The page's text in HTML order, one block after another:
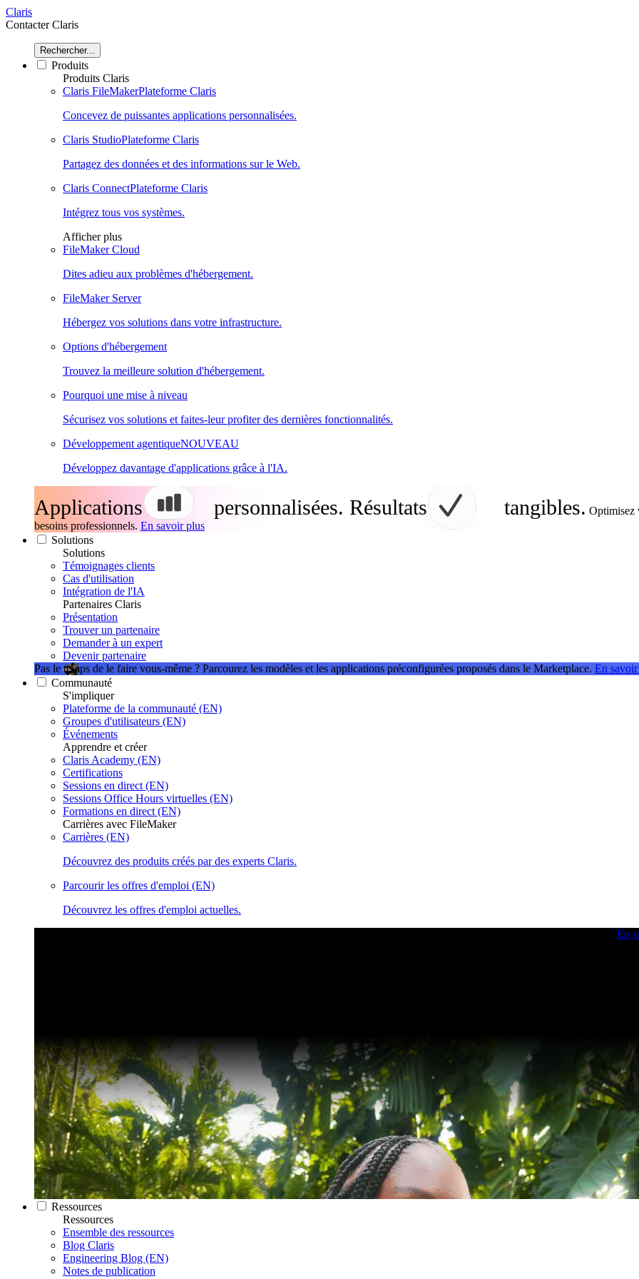
Claris
Contacter Claris
Rechercher...
Produits
Produits Claris
Claris FileMakerPlateforme Claris
Concevez de puissantes applications personnalisées.
Claris StudioPlateforme Claris
Partagez des données et des informations sur le Web.
Claris ConnectPlateforme Claris
Intégrez tous vos systèmes.
Afficher plus
FileMaker Cloud
Dites adieu aux problèmes d'hébergement.
FileMaker Server
Hébergez vos solutions dans votre infrastructure.
Options d'hébergement
Trouvez la meilleure solution d'hébergement.
Pourquoi une mise à niveau
Sécurisez vos solutions et faites-leur profiter des dernières fonctionnalités.
Développement agentiqueNOUVEAU
Développez davantage d'applications grâce à l'IA.
Applications personnalisées. Résultats tangibles. Optimisez
besoins professionnels. En savoir plus
Solutions
Solutions
Témoignages clients
Cas d'utilisation
Intégration de l'IA
Partenaires Claris
Présentation
Trouver un partenaire
Demander à un expert
Devenir partenaire
Pas le temps de le faire vous-même ? Parcourez les modèles et les applications préconfigurées proposés dans le Marketplace. En
Communauté
S'impliquer
Plateforme de la communauté (EN)
Groupes d'utilisateurs (EN)
Événements
Apprendre et créer
Claris Academy (EN)
Certifications
Sessions en direct (EN)
Sessions Office Hours virtuelles (EN)
Formations en direct (EN)
Carrières avec FileMaker
Carrières (EN)
Découvrez des produits créés par des experts Claris.
Parcourir les offres d'emploi (EN)
Découvrez les offres d'emploi actuelles.
En
Ressources
Ressources
Ensemble des ressources
Blog Claris
Engineering Blog (EN)
Notes de publication